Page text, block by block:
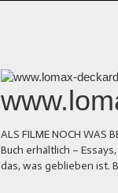
ALS FILME NOCH
Buch erhältlich –
das, was geblieben ist.